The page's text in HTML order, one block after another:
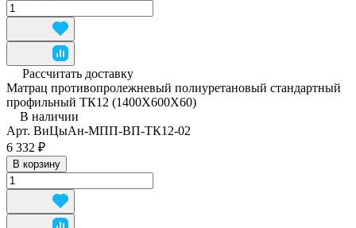
Рассчитать доставку
Матрац противопролежневый полиуретановый стандартный
профильный ТК12 (1400Х600Х60)
В наличии
Арт. ВиЦыАн-МПП-ВП-ТК12-02
6 332 ₽
В корзину